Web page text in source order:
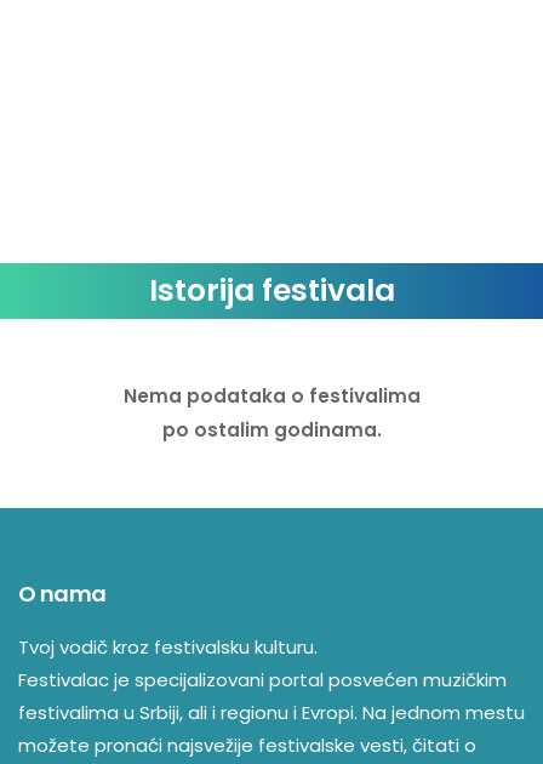
Istorija festivala
Nema podataka o festivalima
po ostalim godinama.
O nama
Tvoj vodič kroz festivalsku kulturu.
Festivalac je specijalizovani portal posvećen muzičkim
festivalima u Srbiji, ali i regionu i Evropi. Na jednom mestu
možete pronaći najsvežije festivalske vesti, čitati o